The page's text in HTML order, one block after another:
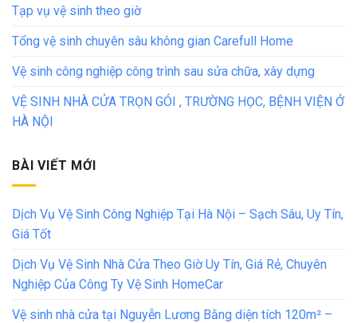
Tạp vụ vệ sinh theo giờ
Tổng vệ sinh chuyên sâu không gian Carefull Home
Vệ sinh công nghiệp công trình sau sửa chữa, xây dựng
VỆ SINH NHÀ CỬA TRỌN GÓI , TRƯỜNG HỌC, BỆNH VIỆN Ở
HÀ NỘI
BÀI VIẾT MỚI
Dịch Vụ Vệ Sinh Công Nghiệp Tại Hà Nội – Sạch Sâu, Uy Tín,
Giá Tốt
Dịch Vụ Vệ Sinh Nhà Cửa Theo Giờ Uy Tín, Giá Rẻ, Chuyên
Nghiệp Của Công Ty Vệ Sinh HomeCar
Vệ sinh nhà cửa tại Nguyễn Lương Bằng diện tích 120m² –